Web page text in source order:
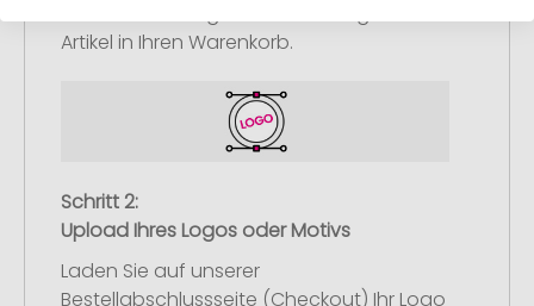
Artikel in Ihren Warenkorb.
Schritt 2:
Upload Ihres Logos oder Motivs
Laden Sie auf unserer
Bestellabschlussseite (Checkout) Ihr Logo